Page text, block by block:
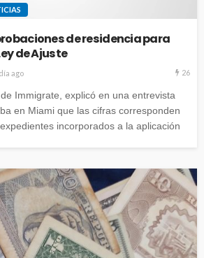
de residencia para
de Ajuste
ago 26
Immigrate, explicó en una entrevista
en Miami que las cifras corresponden
incorporados a la aplicación